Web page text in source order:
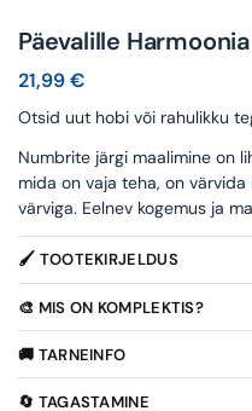
Päevalille Harmoonia
21,99€
Otsid uut hobi või rahulikku
Numbrite järgi maalimine on
mida on vaja teha, on
värviga. Eelnev kogemus ja
🖌️ TOOTEKIRJELDUS
🎨 MIS ON KOMPLEKTIS?
🚚 TARNEINFO
🔄 TAGASTAMINE